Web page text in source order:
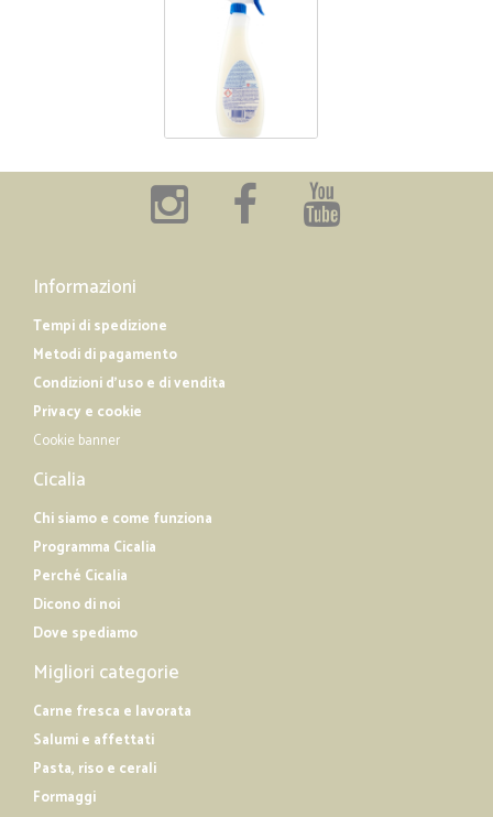
Informazioni
Tempi di spedizione
Metodi di pagamento
Condizioni d'uso e di vendita
Privacy e cookie
Cookie banner
Cicalia
Chi siamo e come funziona
Programma Cicalia
Perché Cicalia
Dicono di noi
Dove spediamo
Migliori categorie
Carne fresca e lavorata
Salumi e affettati
Pasta, riso e cerali
Formaggi